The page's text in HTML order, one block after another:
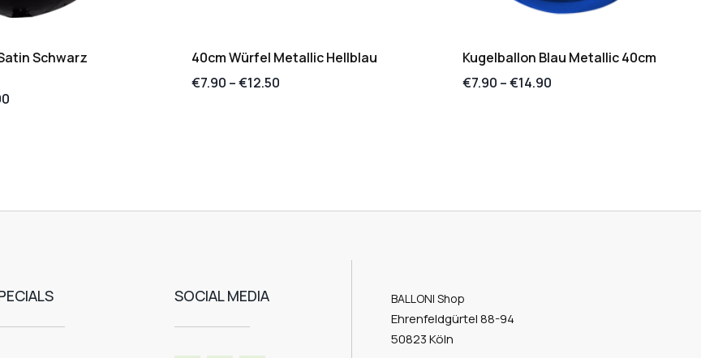
Schwarz
40cm Würfel Metallic Hellblau
€7.90 –€12.50
Kugelballon Blau Metallic 40cm
€7.90 –€14.90
SOCIAL MEDIA BALLONI Shop
Ehrenfeldgürtel 88-94
50823 Köln